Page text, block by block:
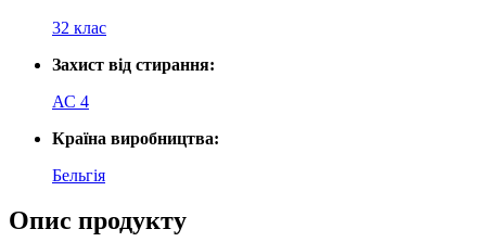
32 клас
Захист від стирання:
АС 4
Країна виробництва:
Бельгія
Опис продукту